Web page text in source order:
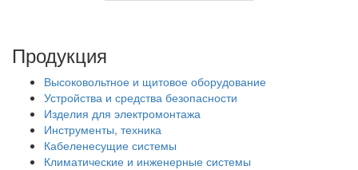
Продукция
Высоковольтное и щитовое оборудование
Устройства и средства безопасности
Изделия для электромонтажа
Инструменты, техника
Кабеленесущие системы
Климатические и инженерные системы